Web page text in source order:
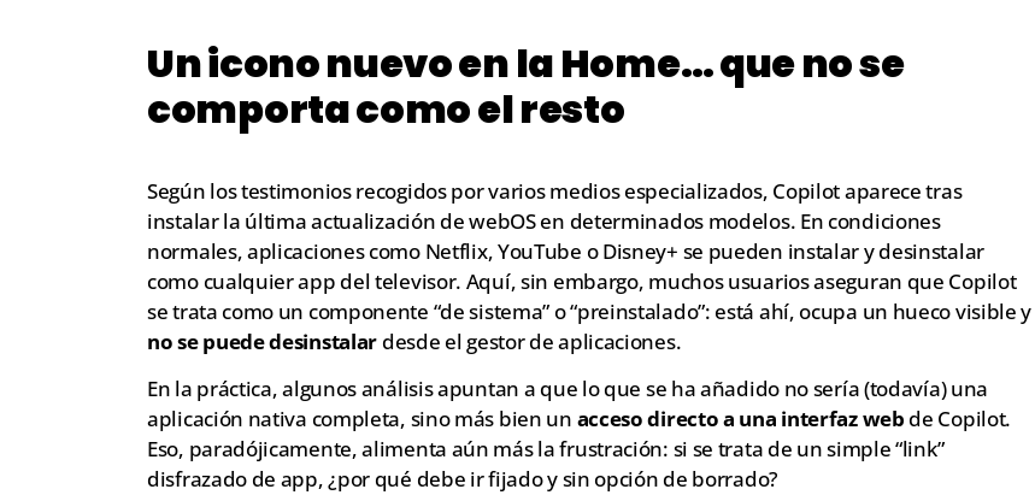
Un icono nuevo en la Home… que no se
comporta como el resto
Según los testimonios recogidos por varios medios especializados, Copilot aparece tras
instalar la última actualización de webOS en determinados modelos. En condiciones
normales, aplicaciones como Netflix, YouTube o Disney+ se pueden instalar y desinstalar
como cualquier app del televisor. Aquí, sin embargo, muchos usuarios aseguran que Copilot
se trata como un componente “de sistema” o “preinstalado”: está ahí, ocupa un hueco visible y
no se puede desinstalar desde el gestor de aplicaciones.
En la práctica, algunos análisis apuntan a que lo que se ha añadido no sería (todavía) una
aplicación nativa completa, sino más bien un acceso directo a una interfaz web de Copilot.
Eso, paradójicamente, alimenta aún más la frustración: si se trata de un simple “link”
disfrazado de app, ¿por qué debe ir fijado y sin opción de borrado?